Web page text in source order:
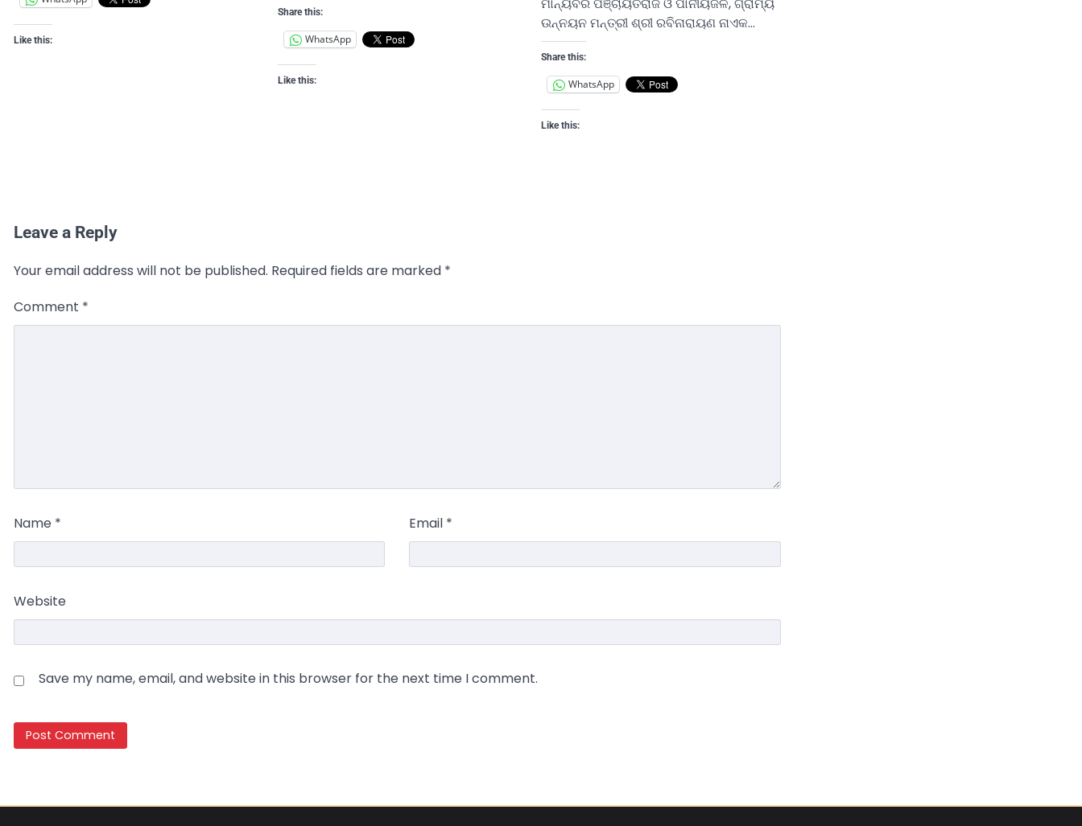
Like this:
Share this:
WhatsApp
Like this:
ଉନ୍ନୟନ ମନ୍ତ୍ରୀ ଶ୍ରୀ ରବିନାରାୟଣ ନାଏକ…
Share this:
WhatsApp
Like this:
Leave a Reply
Your email address will not be published. Required fields are marked *
Comment *
Name * Email *
Website
Save my name, email, and website in this browser for the next time I comment.